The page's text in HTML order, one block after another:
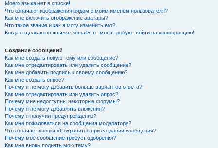
Моего языка нет в списке!
Что означают изображения рядом с моим именем пользователя?
Как мне включить отображение аватары?
Что такое звание и как я могу изменить его?
Когда я щёлкаю по ссылке «email», от меня требуют войти на конференцию!
Создание сообщений
Как мне создать новую тему или сообщение?
Как мне отредактировать или удалить сообщение?
Как мне добавить подпись к своему сообщению?
Как мне создать опрос?
Почему я не могу добавить больше вариантов ответа?
Как мне отредактировать или удалить опрос?
Почему мне недоступны некоторые форумы?
Почему я не могу добавлять вложения?
Почему я получил предупреждение?
Как мне пожаловаться на сообщения модератору?
Что означает кнопка «Сохранить» при создании сообщения?
Почему моё сообщение требует одобрения?
Как мне вновь поднять мою тему?